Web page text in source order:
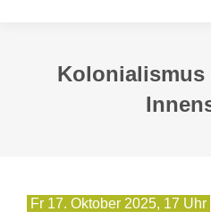
Fr 17. Oktober 2025, 17 Uhr